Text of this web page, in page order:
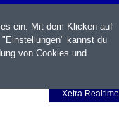
Xetra Realtime
ein. Mit dem Klicken auf
kannst du
von Cookies und